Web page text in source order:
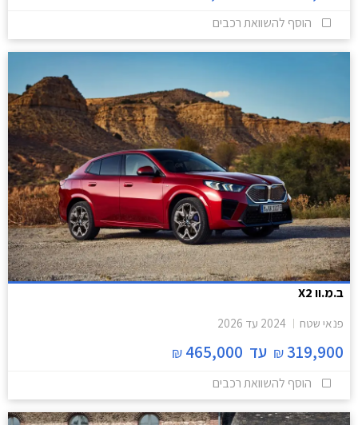
הוסף להשוואת רכבים
ב.מ.וו X2
פנאי שטח 2024 עד 2026
319,900
₪ עד 465,000
₪
הוסף להשוואת רכבים